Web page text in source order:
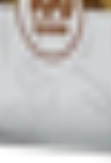
выдано Гомельским
2-А